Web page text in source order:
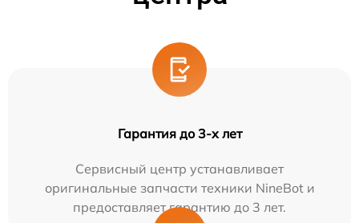
Гарантия до 3-х лет
Сервисный центр устанавливает
оригинальные запчасти техники NineBot и
предоставляет гарантию до 3 лет.